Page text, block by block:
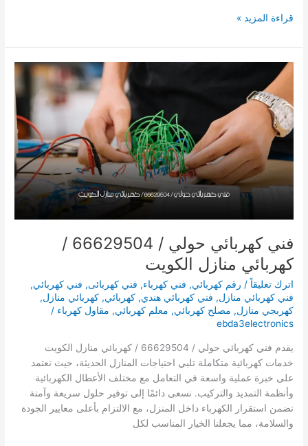
رقم
الرقعي/66629504/
فني
كهربائي
قراءة المزيد »
فني كهربائي حولي / 66629504 /
كهربائي منازل الكويت
اترك تعليقاً / رقم كهربائي, فني كهرباء, فني كهربائى, فني كهربائي,
فني كهربائي منازل, فني كهربائي هندي,كهربائي,كهربائي منازل,
كهربجي منازل, مصلح كهربائي, معلم كهربائي, مقاول كهرباء /
ebda3electronics
يقدم فني كهربائي حولي / 66629504 / كهربائي منازل الكويت
خدمات كهربائية متكاملة تلبي احتياجات المنازل الحديثة، حيث نعتمد
على خبرة عملية واسعة في التعامل مع مختلف الأعطال الكهربائية
وأنظمة التمديد والتركيب. نسعى دائمًا إلى توفير حلول سريعة وآمنة
تضمن استقرار الكهرباء داخل المنزل، مع الالتزام بأعلى معايير الجودة
والسلامة، مما يجعلنا الخيار المناسب لكل